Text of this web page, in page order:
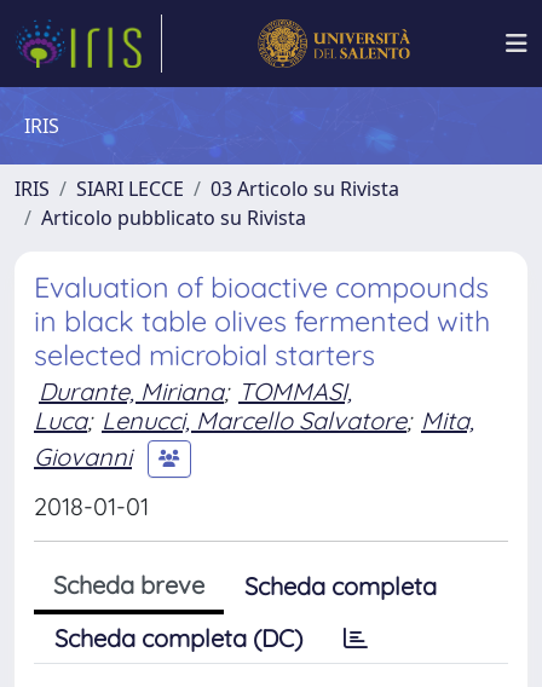
IRIS
IRIS SIARI LECCE
03 Articolo su Rivista
Articolo pubblicato su Rivista
Evaluation of bioactive compounds
in black table olives fermented with
selected microbial starters
Durante, Miriana; TOMMASI,
Luca; Lenucci, Marcello Salvatore; Mita,
Giovanni
2018-01-01
Scheda breve
Scheda completa
Scheda completa (DC)